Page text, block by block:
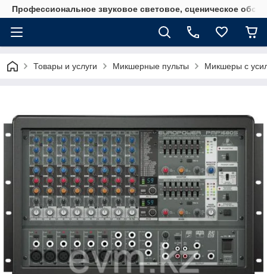
Профессиональное звуковое световое, сценическое
Товары и услуги Микшерные пульты Микшеры с